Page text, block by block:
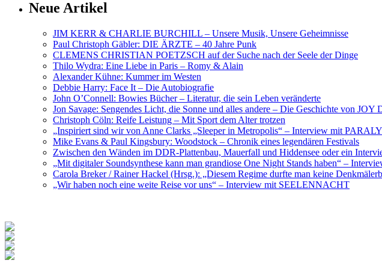
Neue Artikel
JIM KERR & CHARLIE BURCHILL – Unsere Musik, Unsere Geheimnisse
Paul Christoph Gäbler: DIE ÄRZTE – 40 Jahre Punk
CLEMENS CHRISTIAN POETZSCH auf der Suche nach der Seele der Dinge
Thilo Wydra: Eine Liebe in Paris – Romy & Alain
Alexander Kühne: Kummer im Westen
Debbie Harry: Face It – Die Autobiografie
John O’Connell: Bowies Bücher – Literatur, die sein Leben veränderte
Jon Savage: Sengendes Licht, die Sonne und alles andere – Die Geschichte von
Christoph Cöln: Reife Leistung – Mit Sport dem Alter trotzen
„Inspiriert sind wir von Anne Clarks „Sleeper in Metropolis“ – Interview mit
Mike Evans & Paul Kingsbury: Woodstock – Chronik eines legendären Festivals
Zwischen den Wänden im DDR-Plattenbau, Mauerfall und Hiddensee oder ein
„Mit digitaler Soundsynthese kann man grandiose One Night Stands haben“ –
Carola Breker / Rainer Hackel (Hrsg.): „Diesem Regime durfte man keine
„Wir haben noch eine weite Reise vor uns“ – Interview mit SEELENNACHT